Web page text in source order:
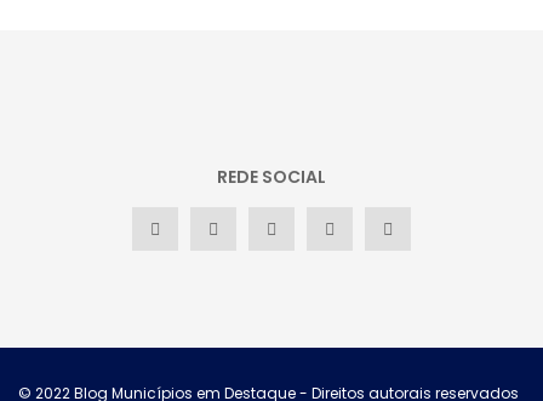
REDE SOCIAL
© 2022Blog Municípios em Destaque- Direitos autorais reservados